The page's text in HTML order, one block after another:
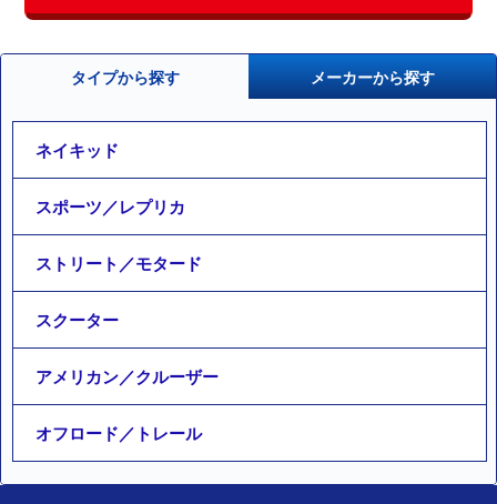
タイプから探す メーカーから探す
ネイキッド
スポーツ／レプリカ
ストリート／モタード
スクーター
アメリカン／クルーザー
オフロード／トレール